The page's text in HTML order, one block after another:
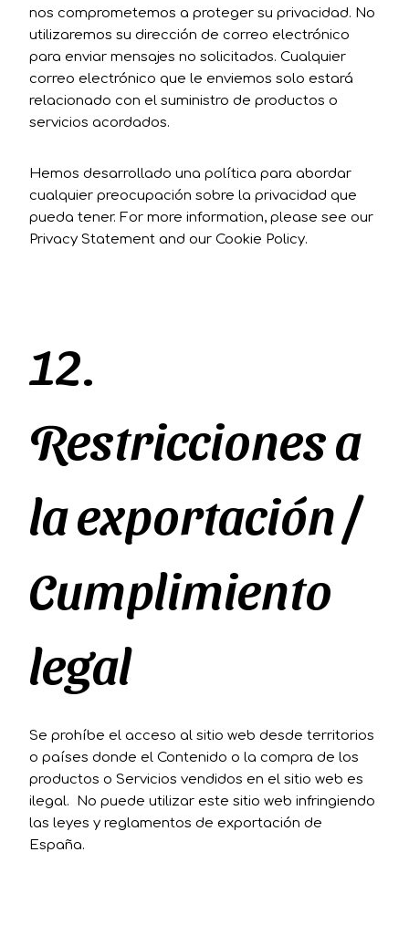
nos comprometemos a proteger su privacidad. No
utilizaremos su dirección de correo electrónico
para enviar mensajes no solicitados. Cualquier
correo electrónico que le enviemos solo estará
relacionado con el suministro de productos o
servicios acordados.
Hemos desarrollado una política para abordar
cualquier preocupación sobre la privacidad que
pueda tener. For more information, please see our
Privacy Statement and our Cookie Policy.
12.
Restricciones a
la exportación /
Cumplimiento
legal
Se prohíbe el acceso al sitio web desde territorios
o países donde el Contenido o la compra de los
productos o Servicios vendidos en el sitio web es
ilegal. No puede utilizar este sitio web infringiendo
las leyes y reglamentos de exportación de
España.